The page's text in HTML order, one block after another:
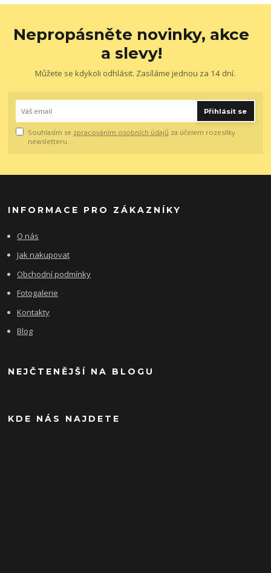
Nepropásněte novinky, akce
a slevy!
Můžete se kdykoli odhlásit. Zasíláme jednou za 14 dní.
Přihlásit se
Souhlasím se zpracováním osobních údajů za účelem rozesílky
newsletteru.
INFORMACE PRO ZÁKAZNÍKY
O nás
Jak nakupovat
Obchodní podmínky
Fotogalerie
Kontakty
Blog
NEJČTENĚJŠÍ NA BLOGU
KDE NÁS NAJDETE